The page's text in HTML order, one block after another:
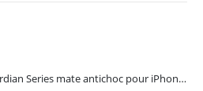
Coque Guardian Series mate antichoc pour iPhone 15 Pro Max avec Magsafe Noir - Torras